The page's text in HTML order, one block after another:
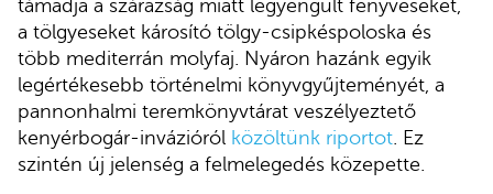
támadja a szárazság miatt legyengült fenyveseket,
a tölgyeseket károsító tölgy-csipkéspoloska és
több mediterrán molyfaj. Nyáron hazánk egyik
legértékesebb történelmi könyvgyűjteményét, a
pannonhalmi teremkönyvtárat veszélyeztető
kenyérbogár-invázióról közöltünk riportot. Ez
szintén új jelenség a felmelegedés közepette.